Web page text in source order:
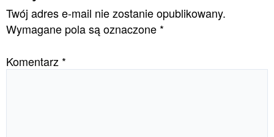
Twój adres e-mail nie zostanie opublikowany.
Wymagane pola są oznaczone *
Komentarz *